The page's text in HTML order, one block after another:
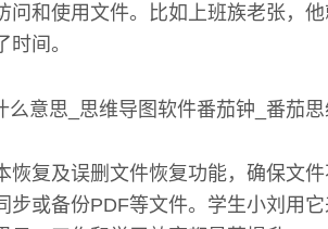
问和使用文件。比如上班族老张，
间。
恢复及误删文件恢复功能，确保文
步或备份PDF等文件。学生小刘用